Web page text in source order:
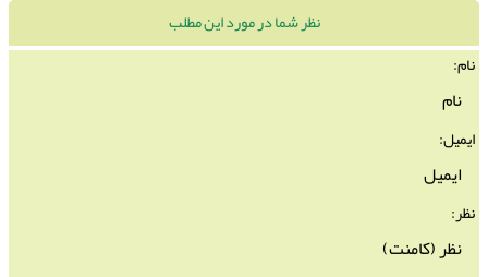
نظر شما در مورد این مطلب
نام:
ایمیل:
نظر: